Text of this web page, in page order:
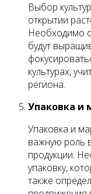
Выбор
открытии
Необходимо
будут
культурах,
региона.
Упаковка и
Упаковка и
важную роль
продукции.
упаковку,
также